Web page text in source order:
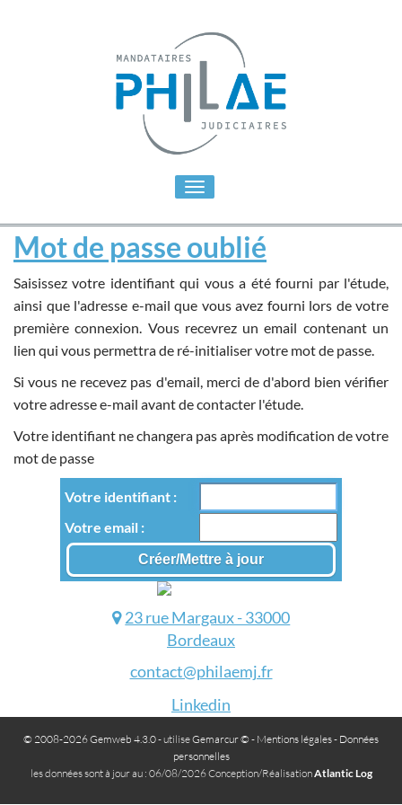
Toggle
Mot de passe oublié
Saisissez votre identifiant qui vous a été fourni par l'étude,
ainsi que l'adresse e-mail que vous avez fourni lors de votre
première connexion. Vous recevrez un email contenant un
lien qui vous permettra de ré-initialiser votre mot de passe.
Si vous ne recevez pas d'email, merci de d'abord bien vérifier
votre adresse e-mail avant de contacter l'étude.
Votre identifiant ne changera pas après modification de votre
mot de passe
Votre identifiant
Votre email
23 rue Margaux - 33000
Bordeaux
contact@philaemj.fr
Linkedin
© 2008-2026 Gemweb 4.3.0- utiliseGemarcur © - Mentions légales- Données
personnelles
les données sont à jour au : 06/08/2026 Conception/RéalisationAtlantic Log